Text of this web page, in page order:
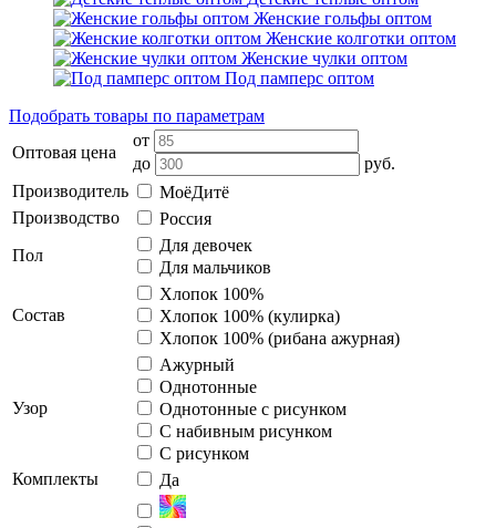
Женские гольфы оптом
Женские колготки оптом
Женские чулки оптом
Под памперс оптом
Подобрать товары по параметрам
Оптовая цена
от
до
руб.
Производитель
МоёДитё
Производство
Россия
Пол
Для девочек
Для мальчиков
Состав
Хлопок 100%
Хлопок 100% (кулирка)
Хлопок 100% (рибана ажурная)
Узор
Ажурный
Однотонные
Однотонные с рисунком
С набивным рисунком
С рисунком
Комплекты
Да